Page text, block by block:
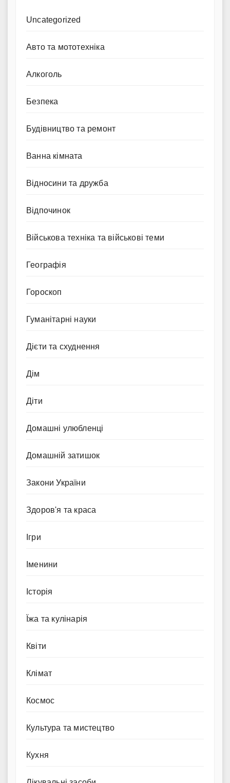
Uncategorized
Авто та мототехніка
Алкоголь
Безпека
Будівництво та ремонт
Ванна кімната
Відносини та дружба
Відпочинок
Військова техніка та військові теми
Географія
Гороскоп
Гуманітарні науки
Дієти та схуднення
Дім
Діти
Домашні улюбленці
Домашній затишок
Закони України
Здоров'я та краса
Ігри
Іменини
Історія
Їжа та кулінарія
Квіти
Клімат
Космос
Культура та мистецтво
Кухня